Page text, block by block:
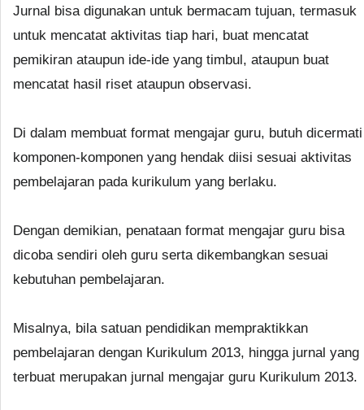
Jurnal bisa digunakan untuk bermacam tujuan, termasuk
untuk mencatat aktivitas tiap hari, buat mencatat
pemikiran ataupun ide-ide yang timbul, ataupun buat
mencatat hasil riset ataupun observasi.
Di dalam membuat format mengajar guru, butuh dicermati
komponen-komponen yang hendak diisi sesuai aktivitas
pembelajaran pada kurikulum yang berlaku.
Dengan demikian, penataan format mengajar guru bisa
dicoba sendiri oleh guru serta dikembangkan sesuai
kebutuhan pembelajaran.
Misalnya, bila satuan pendidikan mempraktikkan
pembelajaran dengan Kurikulum 2013, hingga jurnal yang
terbuat merupakan jurnal mengajar guru Kurikulum 2013.